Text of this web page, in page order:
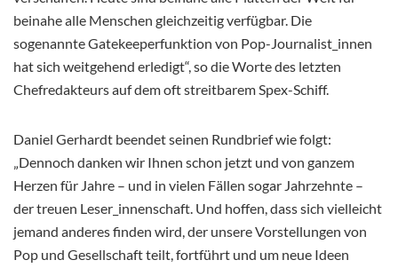
beinahe alle Menschen gleichzeitig verfügbar. Die
sogenannte Gatekeeperfunktion von Pop-Journalist_innen
hat sich weitgehend erledigt“, so die Worte des letzten
Chefredakteurs auf dem oft streitbarem Spex-Schiff.
Daniel Gerhardt beendet seinen Rundbrief wie folgt:
„Dennoch danken wir Ihnen schon jetzt und von ganzem
Herzen für Jahre – und in vielen Fällen sogar Jahrzehnte –
der treuen Leser_innenschaft. Und hoffen, dass sich vielleicht
jemand anderes finden wird, der unsere Vorstellungen von
Pop und Gesellschaft teilt, fortführt und um neue Ideen